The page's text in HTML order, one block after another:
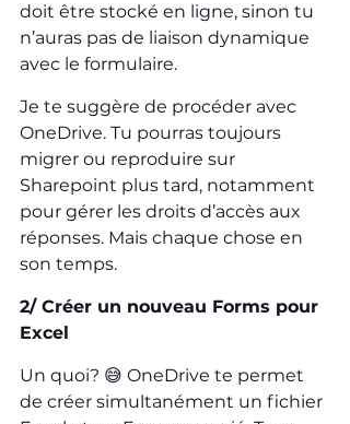
doit être stocké en ligne, sinon tu
n’auras pas de liaison dynamique
avec le formulaire.
Je te suggère de procéder avec
OneDrive. Tu pourras toujours
migrer ou reproduire sur
Sharepoint plus tard, notamment
pour gérer les droits d’accès aux
réponses. Mais chaque chose en
son temps.
2/ Créer un nouveau Forms pour
Excel
Un quoi? 😅 OneDrive te permet
de créer simultanément un fichier